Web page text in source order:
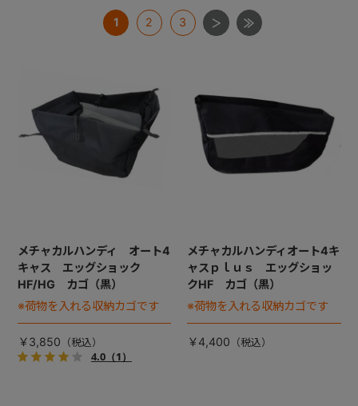
1 2 3
メチャカルハンディ オート4
キャス エッグショック
HF/HG カゴ（黒）
※荷物を入れる収納カゴです
￥3,850
4.0（1）
メチャカルハンディオート4キ
ャスｐｌｕｓ エッグショッ
クHF カゴ（黒）
※荷物を入れる収納カゴです
￥4,400